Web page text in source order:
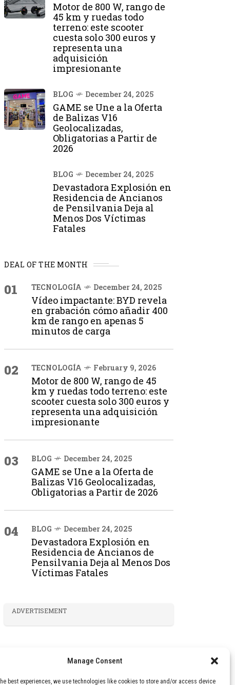
Manage Consent
best experiences, we use technologies like cookies to store and/or access device
Motor de 800 W, rango de
45 km y ruedas todo
terreno: este scooter
cuesta solo 300 euros y
representa una
adquisición
impresionante
BLOG December 24, 2025
GAME se Une a la Oferta
de Balizas V16
Geolocalizadas,
Obligatorias a Partir de
2026
BLOG December 24, 2025
Devastadora Explosión en
Residencia de Ancianos
de Pensilvania Deja al
Menos Dos Víctimas
Fatales
DEAL OF THE MONTH
01 TECNOLOGÍA December 24, 2025
Vídeo impactante: BYD revela
en grabación cómo añadir 400
km de rango en apenas 5
minutos de carga
02 TECNOLOGÍA February 9, 2026
Motor de 800 W, rango de 45
km y ruedas todo terreno: este
scooter cuesta solo 300 euros y
representa una adquisición
impresionante
03 BLOG December 24, 2025
GAME se Une a la Oferta de
Balizas V16 Geolocalizadas,
Obligatorias a Partir de 2026
04 BLOG December 24, 2025
Devastadora Explosión en
Residencia de Ancianos de
Pensilvania Deja al Menos Dos
Víctimas Fatales
ADVERTISEMENT